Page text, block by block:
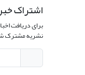
اشتراک
برای دریافت
نشریه مشترک